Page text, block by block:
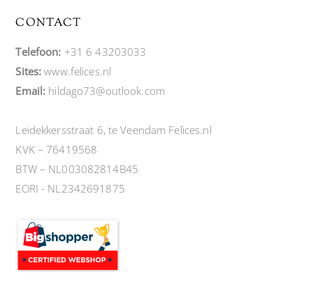
CONTACT
Telefoon: +31 6 43203033
Sites: www.felices.nl
Email: hildago73@outlook.com
Leidekkersstraat 6, te Veendam Felices.nl
KVK – 76419568
BTW – NL003082814B45
EORI - NL2342691875